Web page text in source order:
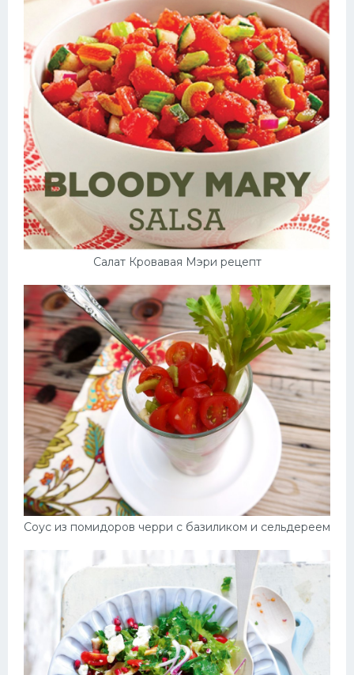
Салат Кровавая Мэри рецепт
Соус из помидоров черри с базиликом и сельдереем